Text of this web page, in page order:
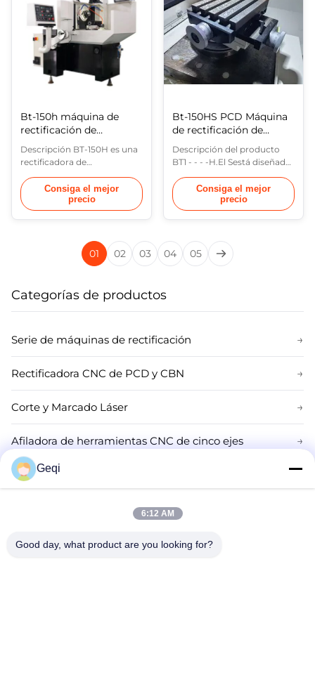
pieza de trabajo (eje Y...
elevación del cabezal de
rectificado ...
Bt-150h máquina de
rectificación de
herramientas PCD
Descripción BT-150H es una
rectificadora de
herramientas económica
diseñada para la fabricación
y reafilado de herramientas
de corte superduras hechas
acero de alta velocidad. La
máquina adopta un sistema
para lograr ...
Consiga el mejor
precio
Bt-150HS PCD Máquina
de rectificación de
herramientas de molino
de extremo
Descripción del producto
BT1 - - - -H.El Sestá diseñado
para la fabricación
económica y el re-molido de
herramientas de corte
hechas de PCD, PCBN, CVD,
ángulos y radios en
inserciones de torneado y
Consiga el mejor
precio
01 02 03 04 05
Categorías de productos
Serie de máquinas de rectificación →
Rectificadora CNC de PCD y CBN →
Corte y Marcado Láser →
Afiladora de herramientas CNC de cinco ejes →
Grinder de herramientas generales →
PCD&CBN Grinder de inserción
Geqi
6:12 AM
Good day, what product are you looking for?